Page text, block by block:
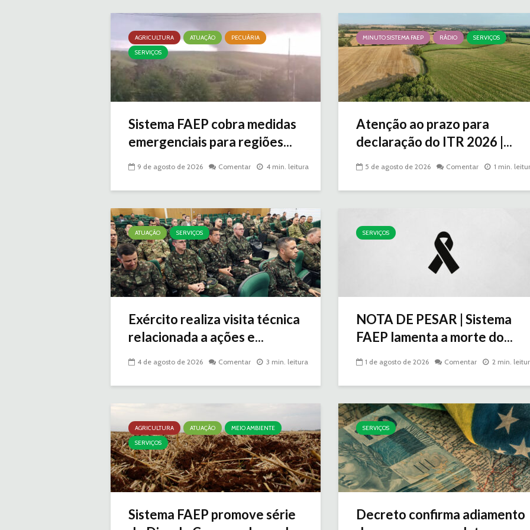
AGRICULTURA ATUAÇÃO
PECUÁRIA
SERVIÇOS
Sistema FAEP cobra medidas
emergenciais para regiões...
9 de agosto de 2026 Comentar 4 min. leitura
MINUTO SISTEMA FAEP RÁDIO SERVIÇOS
Atenção ao prazo para
declaração do ITR 2026 |...
5 de agosto de 2026 Comentar 1 min.
ATUAÇÃO SERVIÇOS
Exército realiza visita técnica
relacionada a ações e...
4 de agosto de 2026 Comentar 3 min. leitura
SERVIÇOS
NOTA DE PESAR | Sistema
FAEP lamenta a morte do...
1 de agosto de 2026 Comentar 2 min.
AGRICULTURA ATUAÇÃO
MEIO AMBIENTE
SERVIÇOS
Sistema FAEP promove série
SERVIÇOS
Decreto confirma adiamento